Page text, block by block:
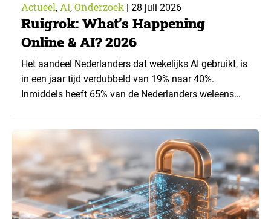
Actueel, AI, Onderzoek | 28 juli 2026
Ruigrok: What’s Happening
Online & AI? 2026
Het aandeel Nederlanders dat wekelijks AI gebruikt, is
in een jaar tijd verdubbeld van 19% naar 40%.
Inmiddels heeft 65% van de Nederlanders weleens
van What’s Happening Online & AI? 2026, het
jaarlijkse trendrapport van Ruigrok onderzoek &
advies over…